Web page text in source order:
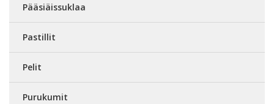
Pääsiäissuklaa
Pastillit
Pelit
Purukumit